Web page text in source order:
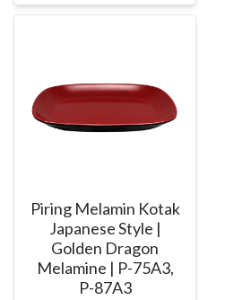
Piring Melamin Kotak
Japanese Style |
Golden Dragon
Melamine | P-75A3,
P-87A3